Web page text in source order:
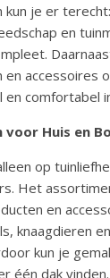
kun je er
en
accessoires
comfortabel
voor Huis en
op
Het
en
knaagdieren en
kun je
één dak vinden.